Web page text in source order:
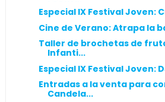
Especial IX Festival Joven:
Cine de Verano: Atrapa la
Taller de brochetas de
Infanti...
Especial IX Festival Joven:
Entradas a la venta para
Candela...